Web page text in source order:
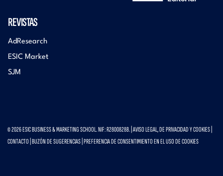
REVISTAS
AdResearch
ESIC Market
SJM
© 2026 ESIC BUSINESS & MARKETING SCHOOL. NIF: R2800828B. | AVISO LEGAL, DE PRIVACIDAD Y COOKIES
CONTACTO BUZÓN DE SUGERENCIAS PREFERENCIA DE CONSENTIMIENTO EN EL USO DE COOKIES